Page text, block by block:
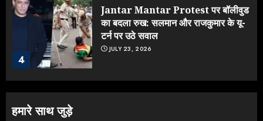
4
Jantar Mantar Protest पर बॉलीवुड
का बदला रुख: सलमान और राजकुमार के यू-
टर्न पर उठे सवाल
JULY 23, 2026
हमारे साथ जुड़े